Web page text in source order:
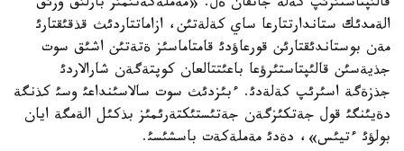
قالئپتاستئرئپ كةلة جاتقان ةل. «مةملةكةتئمئز بارلئق وزئق
الةمدئك ستاندارتتارعا ساي كةلةتئن، ازاماتتاردئث قذقئقتارئ
مةن بوستاندئقتارئن قورعاؤدئ قامتاماسئز ةتةتئن اشئق سوت
جذيةسئن قالئپتاستئرؤعا باعئتتالعان كوپتةگةن شارالاردئ
جذزةگة اسئرئپ كةلةدئ. ءبئزدئث سوت سالاسئنداعئ وسئ كذنگة
دةيئنگئ قول جةتكئزگةن جةتئستئكتةرئمئز بذكئل الةمگة ايان
بولؤئ ءتيئس»، دةدئ مةملةكةت باسشئسئ.